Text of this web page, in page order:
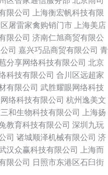
限公司
上海衡宏帆科技有限
屠雷家禽购销门市
上海美店
限公司 济南仁旭商贸有限公
司 嘉兴巧品商贸有限公司 青
分享网络科技有限公司 北京
科技有限公司 合川区远超家
有限公司 武胜耀眼网络科技
络科技有限公司 杭州逸美文
和生物科技有限公司
上海扬
教育科技有限公司 深圳九玩
司 诸城顺泽机械有限公司 济
汉众赢科技有限公司
上海而
限公司
日照市东港区石臼街